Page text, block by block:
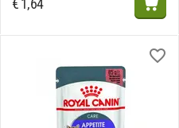
€1,64